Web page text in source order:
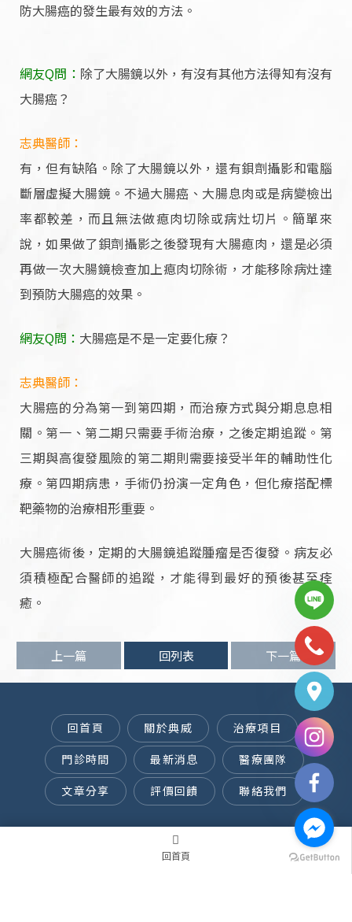
防大腸癌的發生最有效的方法。
網友Q問： 除了大腸鏡以外，有沒有其他方法得知有沒有
大腸癌？
志典醫師：
有，但有缺陷。除了大腸鏡以外，還有鋇劑攝影和電腦
斷層虛擬大腸鏡。不過大腸癌、大腸息肉或是病變檢出
率都較差，而且無法做瘜肉切除或病灶切片。簡單來
說，如果做了鋇劑攝影之後發現有大腸瘜肉，還是必須
再做一次大腸鏡檢查加上瘜肉切除術，才能移除病灶達
到預防大腸癌的效果。
網友Q問： 大腸癌是不是一定要化療？
志典醫師：
大腸癌的分為第一到第四期，而治療方式與分期息息相
關。第一、第二期只需要手術治療，之後定期追蹤。第
三期與高復發風險的第二期則需要接受半年的輔助性化
療。第四期病患，手術仍扮演一定角色，但化療搭配標
靶藥物的治療相形重要。
大腸癌術後，定期的大腸鏡追蹤腫瘤是否復發。病友必
須積極配合醫師的追蹤，才能得到最好的預後甚至痊
癒。
上一篇 回列表 下一篇
回首頁
台中市西屯區黎明路三段283號(大樹藥局和
星巴克中間)
回首頁 關於典威 治療項目
門診時間 最新消息 醫療團隊
文章分享 評價回饋 聯絡我們